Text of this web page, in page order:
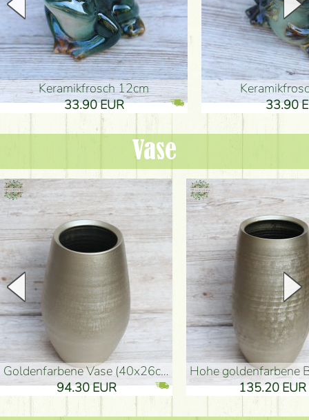
Keramikfrosch 12cm
33.90 EUR
33.90
Vase
goldenfarbene Vase (40x26cm)
94.30 EUR
hohe goldenfarbene
135.20 EUR